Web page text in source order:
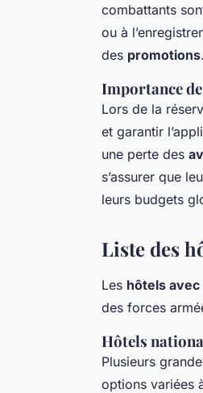
combattants
ou à
des promotions.
Importance
Lors de la
et garantir
une perte des
s’assurer que
leurs budgets
Liste des
Les hôtels
des forces
Hôtels
Plusieurs
options variées